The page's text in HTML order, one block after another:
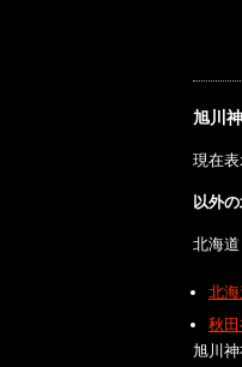
旭川
現在
以外
北海
北
秋
旭川